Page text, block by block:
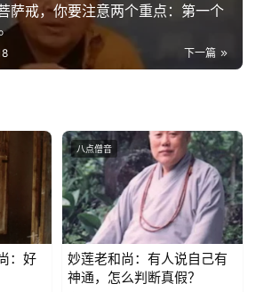
注册
萨戒，你要注意两个重点：第一个
下一篇
：好
八点僧音
妙莲老和尚：有人说自己有
神通，怎么判断真假？